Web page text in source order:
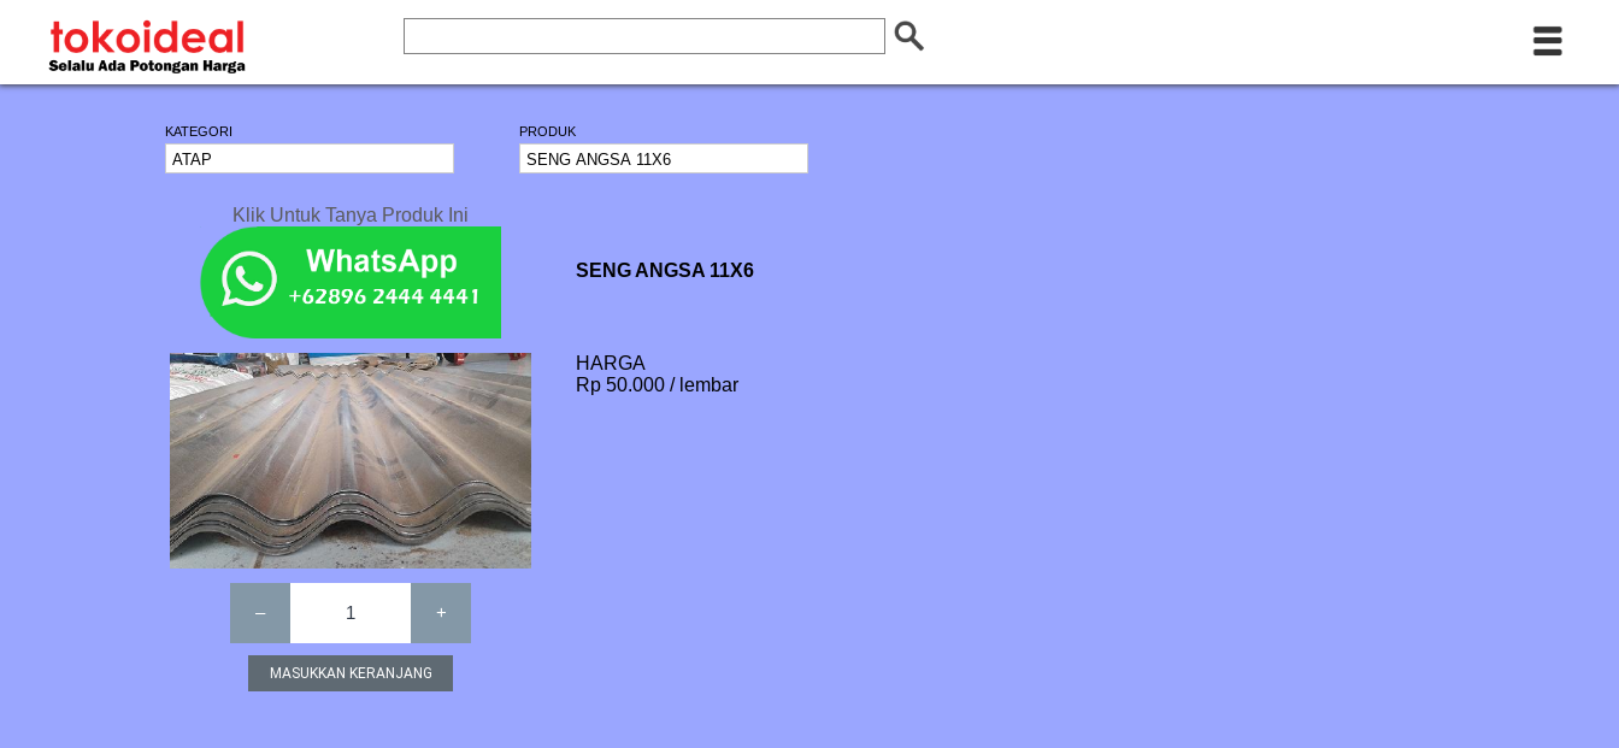
KATEGORI PRODUK
Klik Untuk Tanya Produk Ini
SENG ANGSA 11X6
HARGA
Rp 50.000 / lembar
– 1 +